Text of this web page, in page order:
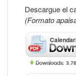
Descargue el
(Formato